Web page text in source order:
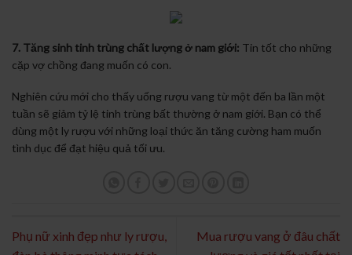
7. Tăng sinh tinh trùng chất lượng ở nam giới: Tin tốt cho những
cặp vợ chồng đang muốn có con.
Nghiên cứu mới cho thấy uống rượu vang từ một đến ba lần một
tuần sẽ giảm tỷ lệ tinh trùng bất thường ở nam giới. Bạn có thể
dùng một ly rượu với những loại thức ăn tăng cường ham muốn
tình dục để đạt hiệu quả tối ưu.
Phụ nữ xinh đẹp như ly rượu,
Mua rượu vang ở đâu chất